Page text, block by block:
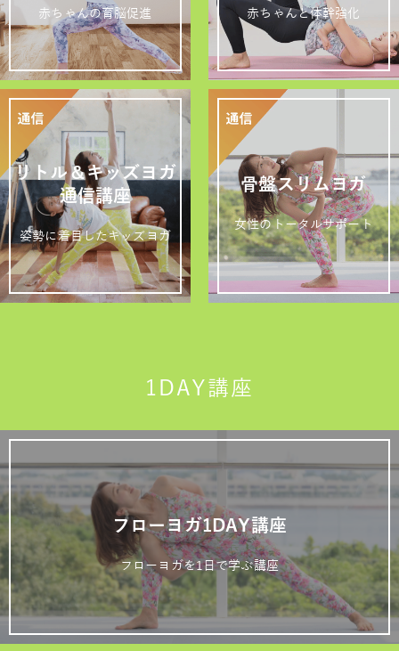
赤ちゃんの育脳促進 赤ちゃんと体幹強化
リトル＆キッズヨガ
通信講座
姿勢に着目したキッズヨガ
骨盤スリムヨガ
女性のトータルサポート
1DAY講座
フローヨガ1DAY講座
フローヨガを1日で学ぶ講座